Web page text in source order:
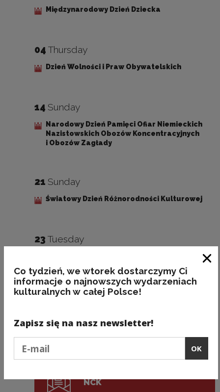
Międzynarodowy Dzień Dziecka
04 Thursday
Dzień Wolności i Praw Obywatelskich
14 Sunday
Narodowy Dzień Pamięci Ofiar Niemieckich
Nazistowskich Obozów Koncentracyjnych
i Obozów Zagłady
21 Sunday
Światowy Dzień Różnorodności Kulturowej
23 Tuesday
28Sunday
Czerwca 1956
NCK
Co tydzień, we wtorek dostarczymy Ci
informacje o najnowszych wydarzeniach
kulturalnych w całej Polsce!
Zapisz się na nasz newsletter!
OK